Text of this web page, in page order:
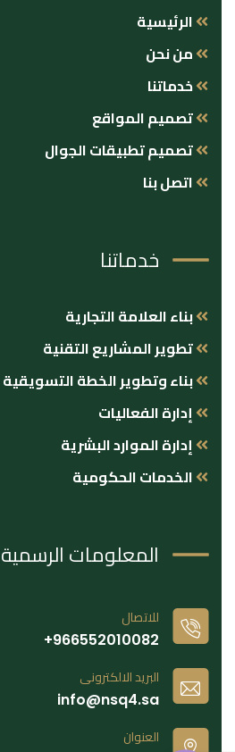
الرئيسية
من نحن
خدماتنا
تصميم المواقع
تصميم تطبيقات الجوال
اتصل بنا
خدماتنا
بناء العلامة التجارية
تطوير المشاريع التقنية
بناء وتطوير الخطة التسويقية
إدارة الفعاليات
إدارة الموارد البشرية
الخدمات الحكومية
المعلومات الرسمية
للاتصال
966552010082+
البريد الالكترونى
info@nsq4.sa
العنوان